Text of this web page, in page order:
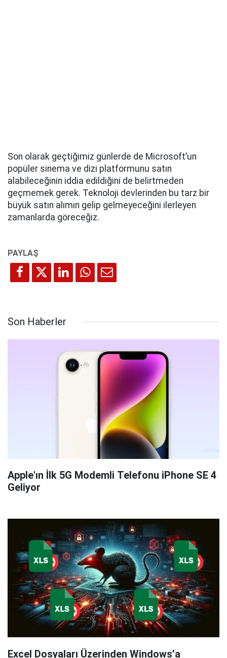
Son olarak geçtiğimiz günlerde de Microsoft’un
popüler sinema ve dizi platformunu satın
alabileceğinin iddia edildiğini de belirtmeden
geçmemek gerek. Teknoloji devlerinden bu tarz bir
büyük satın alımın gelip gelmeyeceğini ilerleyen
zamanlarda göreceğiz.
Son Haberler
Apple'ın İlk 5G Modemli Telefonu iPhone SE 4
Geliyor
Excel Dosyaları Üzerinden Windows’a